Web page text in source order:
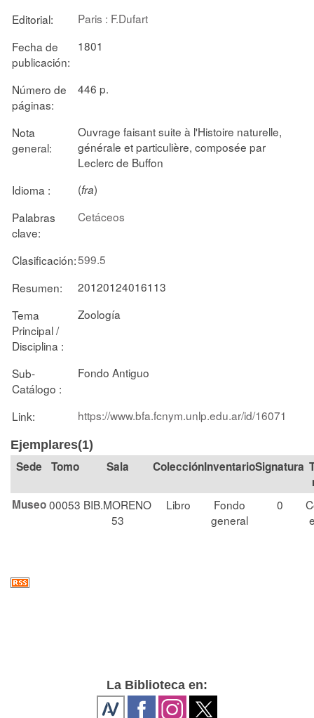
Editorial:
Paris : F.Dufart
Fecha de
publicación:
1801
Número de
páginas:
446 p.
Nota
general:
Ouvrage faisant suite à l'Histoire naturelle,
générale et particulière, composée par
Leclerc de Buffon
Idioma :
(fra)
Palabras
clave:
Cetáceos
Clasificación:599.5
Resumen:
20120124016113
Tema
Principal /
Disciplina :
Zoología
Sub-
Catálogo :
Fondo Antiguo
Link: https://www.bfa.fcnym.unlp.edu.ar/id/16071
Ejemplares(1)
Tomo Sala Colección Signatura
Museo00053 BIB.MORENO
53
Libro
Fondo
general
0
La Biblioteca en: